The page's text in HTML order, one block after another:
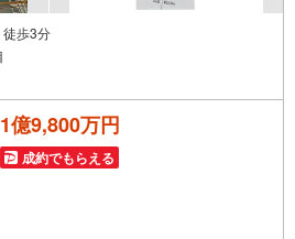
歩3分
1億9,800万円
成約でもらえる